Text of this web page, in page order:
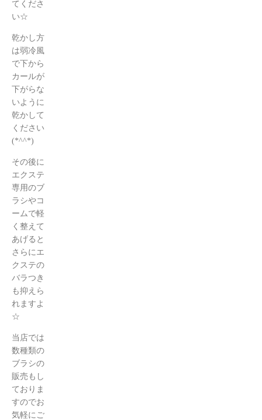
てくださ
い☆
乾かし方
は弱冷風
で下から
カールが
下がらな
いように
乾かして
ください
(*^^*)
その後に
エクステ
専用のブ
ラシやコ
ームで軽
く整えて
あげると
さらにエ
クステの
バラつき
も抑えら
れますよ
☆
当店では
数種類の
ブラシの
販売もし
ておりま
すのでお
気軽にご